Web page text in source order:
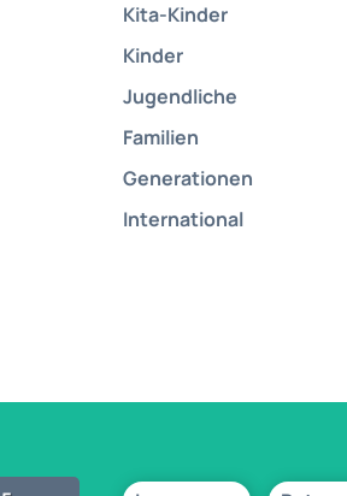
Kita-Kinder
Kinder
Jugendliche
Familien
Generationen
International